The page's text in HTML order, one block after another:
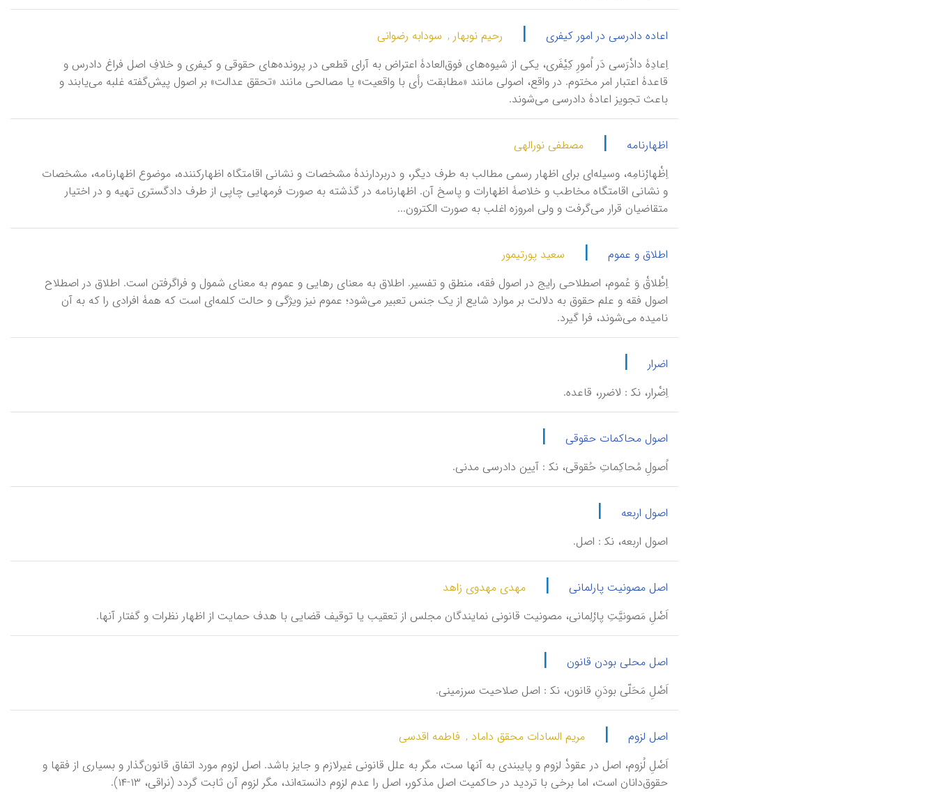
اعاده دادرسی در امور کیفری | رحیم نوبهار , سودابه رضوانی
اِعادِۀ دادْرَسی دَر اُمورِ کِیْفَری، یکی از شیوه‌های فوق‌العادۀ اعتراض به آرای قطعی در پرونده‌های حقوقی و کیفری و خلافِ اصل فراغ دادرس و
قاعدۀ اعتبار امر مختوم. در واقع، اصولی مانند «مطابقت رأی با واقعیت» یا مصالحی مانند «تحقق عدالت» بر اصول پیش‌گفته غلبه می‌یابند و
باعث تجویز اعادۀ دادرسی می‌شوند.
اظهارنامه |
مصطفی نورالهی
اِظْهارْنامِه، وسیله‌ای برای اظهار رسمی مطالب به طرف دیگر، و دربردارندۀ مشخصات و نشانی اقامتگاه اظهارکننده، موضوع اظهارنامه، مشخصات
و نشانی اقامتگاه مخاطب و خلاصۀ اظهارات و پاسخ آن. اظهارنامه در گذشته به صورت فرمهایی چاپی از طرف دادگستری تهیه و در اختیار
متقاضیان قرار می‌گرفت و ولی امروزه اغلب به صورت الکترون...
اطلاق و عموم |
سعید پورتیمور
اِطْلاقْ وَ عُموم، اصطلاحی رایج در اصول فقه، منطق و تفسیر. اطلاق به معنای رهایی و عموم به معنای شمول و فراگرفتن است. اطلاق در اصطلاح
اصول فقه و علم حقوق به دلالت بر موارد شایع از یک جنس تعبیر می‌شود؛ عموم نیز ویژگی و حالت کلمه‌ای است که همۀ افرادی را که به آن
نامیده می‌شوند، فرا گیرد.
اضرار |
اِضْرار، نک‍ : لاضرر، قاعده.
اصول محاکمات حقوقی |
اُصولِ مُحاکِماتِ حُقوقی، نک‍ : آیین دادرسی مدنی.
اصول اربعه |
اصول اربعه، نک‍ : اصل.
اصل مصونیت پارلمانی |
مهدی مهدوی زاهد
اَصْلِ مَصونیَّتِ پارْلِمانی، مصونیت قانونی نمایندگان مجلس از تعقیب یا توقیف قضایی با هدف حمایت از اظهار نظرات و گفتار آنها.
اصل محلی بودن قانون |
اَصْلِ مَحَلّی بودَنِ قانون، نک‍ : اصل صلاحیت سرزمینی.
اصل لزوم | مریم السادات محقق داماد , فاطمه اقدسی
اَصْلِ لُزوم، اصل در عقودْ لزوم و پایبندی به آنها ست، مگر به علل قانونی غیرلازم و جایز باشد. اصل لزوم مورد اتفاق قانون‌گذار و بسیاری از فقها و
حقوق‌دانان است، اما برخی با تردید در حاکمیت اصل مذکور، اصل را عدم لزوم دانسته‌اند، مگر لزوم آن ثابت گردد (نراقی، ۱۳-۱۴).